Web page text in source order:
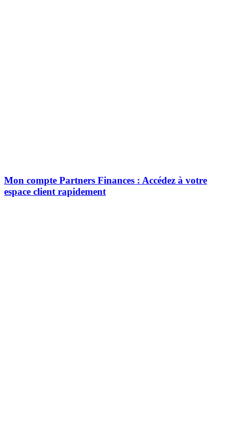
Mon compte Partners Finances : Accédez à votre
espace client rapidement